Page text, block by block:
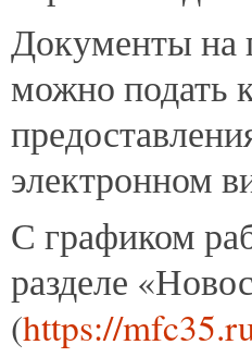
Документы на
можно подать
электронном
С графиком
разделе
(https://